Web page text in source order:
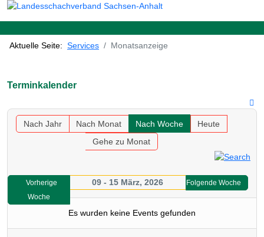
Aktuelle Seite: Services Monatsanzeige
Terminkalender
Nach Jahr Nach Monat Nach Woche
Heute
Gehe zu Monat
Vorherige
Woche
09 - 15 März, 2026 Folgende Woche
Es wurden keine Events gefunden